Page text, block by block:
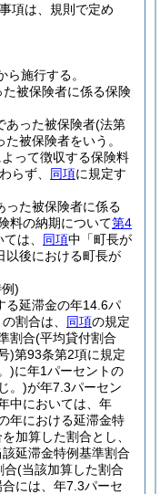
項は、規則で定め
施行する。
被保険者に係る保険
あった被保険者(法第
被保険者をいう。
って徴収する保険料
らず、 同項に規定す
った被保険者に係る
料の納期について第4
は、 同項中「町長が
以後における町長が
)
る延滞金の年14.6パ
割合は、 同項の規定
割合(平均貸付割合
)第93条第2項に規定
)に年1パーセントの
。)が年7.3パーセン
中においては、年
年における延滞金特
加算した割合とし、
延滞金特例基準割合
合(当該加算した割合
には、年7.3パーセ